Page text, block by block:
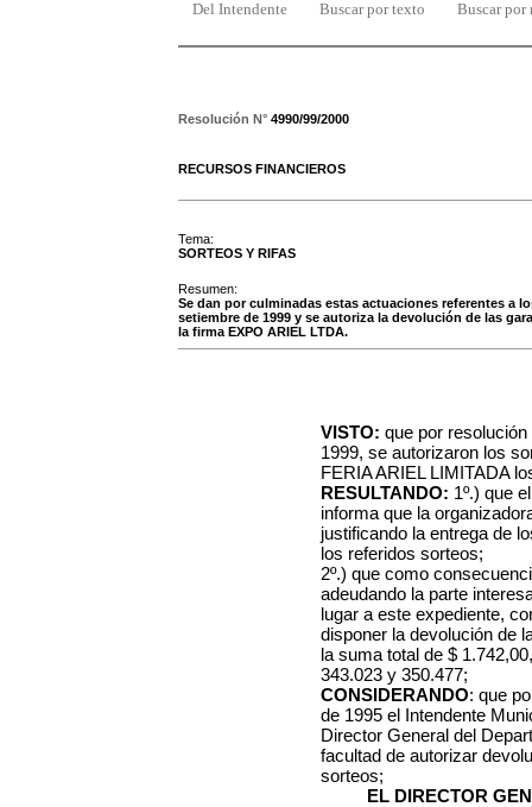
Del Intendente Buscar por texto Buscar por
Resolución N° 4990/99/2000
RECURSOS FINANCIEROS
Tema:
SORTEOS Y RIFAS
Resumen:
Se dan por culminadas estas actuaciones referentes a
setiembre de 1999 y se autoriza la devolución de las
la firma EXPO ARIEL LTDA.
VISTO: que por
1999, se autorizaron los
FERIA ARIEL LIMITADA
RESULTANDO: 1º.) que
informa que la
justificando la entrega de
los referidos sorteos;
2º.) que como
adeudando la parte
lugar a este expediente,
disponer la devolución de
la suma total de $
343.023 y 350.477;
CONSIDERANDO: que
de 1995 el Intendente
Director General del
facultad de autorizar
sorteos;
EL DIRECTOR